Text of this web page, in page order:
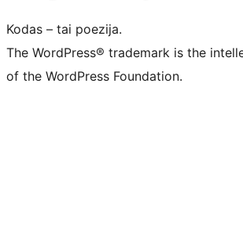
Kodas – tai poezija.
The WordPress® trademark is the
of the WordPress Foundation.